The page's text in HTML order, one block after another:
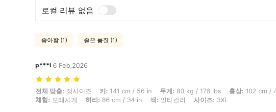
로컬 리뷰 없음
좋아함 (1) 좋은 품질 (1)
p***l 6 Feb,2026
전체 맞춤: 정사이즈, 키: 141 cm / 56 in, 무게: 80 kg / 176 lbs, 흉상: 102 cm / 40.2 in, 엉덩
전체 맞춤: 정사이즈 키: 141 cm / 56 in 무게: 80 kg / 176 lbs 흉상: 102 cm /
체형: 모래시계 허리: 86 cm / 34 in 색: 멀티컬러 사이즈: 3XL